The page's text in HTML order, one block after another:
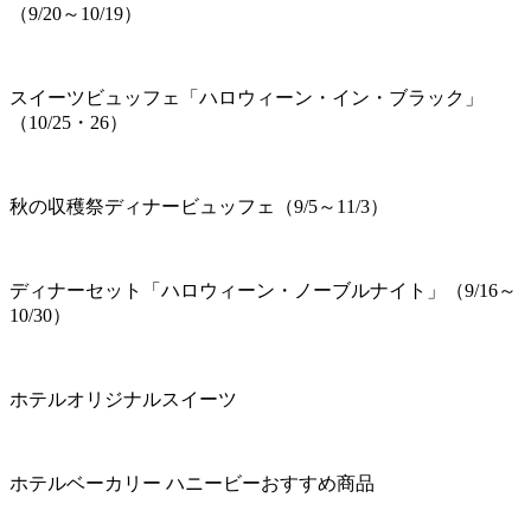
（9/20～10/19）
スイーツビュッフェ「ハロウィーン・イン・ブラック」
（10/25・26）
秋の収穫祭ディナービュッフェ（9/5～11/3）
ディナーセット「ハロウィーン・ノーブルナイト」（9/16～
10/30）
ホテルオリジナルスイーツ
ホテルベーカリー ハニービーおすすめ商品